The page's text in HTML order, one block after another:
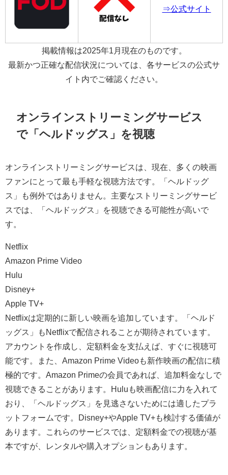
⇒公式サイト
掲載情報は2025年1月現在のものです。
最新かつ正確な配信状況については、各サービスの公式サ
イト内でご確認ください。
オンラインストリーミングサービス
で「ヘルドッグス」を視聴
オンラインストリーミングサービスは、現在、多くの映画
ファンにとって最も手軽な視聴方法です。「ヘルドッグ
ス」も例外ではありません。主要なストリーミングサービ
スでは、「ヘルドッグス」を視聴できる可能性が高いで
す。
Netflix
Amazon Prime Video
Hulu
Disney+
Apple TV+
Netflixは定期的に新しい映画を追加しています。「ヘルド
ッグス」もNetflixで配信されることが期待されています。
アカウントを作成し、定額料金を支払えば、すぐに視聴可
能です。また、Amazon Prime Videoも新作映画の配信に積
極的です。Amazon Primeの会員であれば、追加料金なしで
視聴できることがあります。Huluも映画配信に力を入れて
おり、「ヘルドッグス」を見逃さないためには適したプラ
ットフォームです。Disney+やApple TV+も検討する価値が
あります。これらのサービスでは、定額料金での視聴が基
本ですが、レンタルや購入オプションもあります。